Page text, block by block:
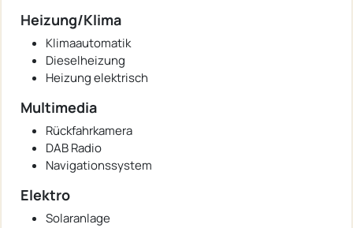
Heizung/Klima
Klimaautomatik
Dieselheizung
Heizung elektrisch
Multimedia
Rückfahrkamera
DAB Radio
Navigationssystem
Elektro
Solaranlage